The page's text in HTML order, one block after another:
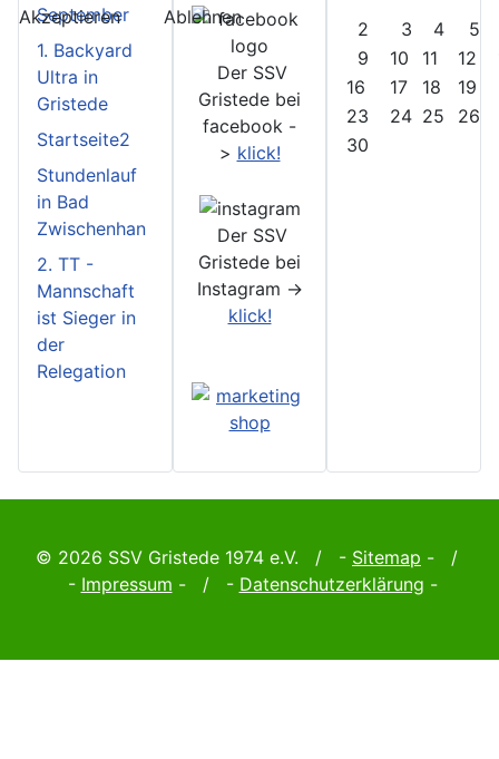
September
1. Backyard
Ultra in
Gristede
Startseite2
Stundenlauf
in Bad
Zwischenhan
2. TT -
Mannschaft
ist Sieger in
der
Relegation
Der SSV
Gristede bei
facebook -
> klick!
Der SSV
Gristede bei
Instagram ->
klick!
2 3 4 5
9
10 11 12
16
17 18 19
23
24 25 26
30
© 2026 SSV Gristede 1974 e.V. / - Sitemap - /
- Impressum - / - Datenschutzerklärung -
Akzeptieren Ablehnen